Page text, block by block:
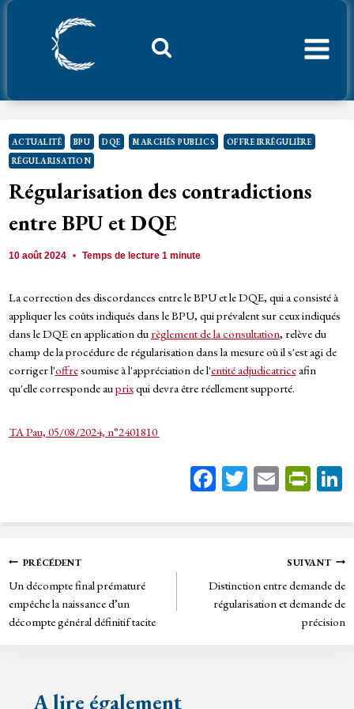
Aller
ACTUALITÉ BPU DQE MARCHÉS PUBLICS
OFFRE IRRÉGULIÈRE
RÉGULARISATION
Régularisation des contradictions
entre BPU et DQE
10 août 2024 Temps de lecture1 minute
La correction des discordances entre le BPU et le DQE, qui a consisté à
appliquer les coûts indiqués dans le BPU, qui prévalent sur ceux indiqués
dans le DQE en application du règlement de la consultation, relève du
champ de la procédure de régularisation dans la mesure où il s'est agi de
corriger l'offresoumise à l'appréciation de l'entité adjudicatriceafin
qu'elle corresponde auprixqui devra être réellement supporté.
TA Pau, 05/08/2024, n°2401810
Fa
bo
T
tt
E
ail
Pr
tF
rie
n
dl
y
Navigation
de
l’article
PRÉCÉDENT
Un décompte final prématuré
empêche la naissance d’un
décompte général définitif tacite
SUIVANT
Distinction entre demande de
régularisation et demande de
précision
A lire également